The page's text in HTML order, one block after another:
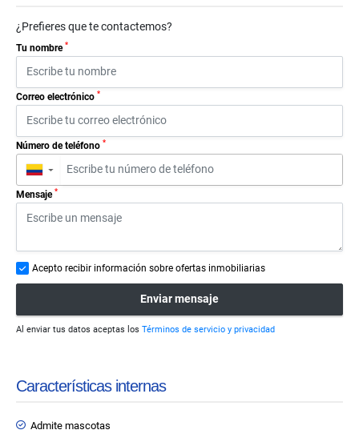
¿Prefieres que te contactemos?
Tu nombre *
Correo electrónico *
Número de teléfono *
▼
Mensaje *
Acepto recibir información sobre ofertas inmobiliarias
Enviar mensaje
Al enviar tus datos aceptas los Términos de servicio y privacidad
Características internas
Admite mascotas